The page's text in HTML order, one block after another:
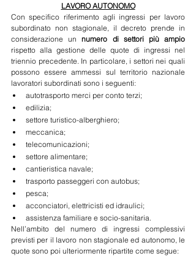
LAVORO AUTONOMO
Con specifico riferimento agli ingressi per lavoro
subordinato non stagionale, il decreto prende in
considerazione un numero di settori più ampio
rispetto alla gestione delle quote di ingressi nel
triennio precedente. In particolare, i settori nei quali
possono essere ammessi sul territorio nazionale
lavoratori subordinati sono i seguenti:
autotrasporto merci per conto terzi;
edilizia;
settore turistico-alberghiero;
meccanica;
telecomunicazioni;
settore alimentare;
cantieristica navale;
trasporto passeggeri con autobus;
pesca;
acconciatori, elettricisti ed idraulici;
assistenza familiare e socio-sanitaria.
Nell’ambito del numero di ingressi complessivi
previsti per il lavoro non stagionale ed autonomo, le
quote sono poi ulteriormente ripartite come segue: